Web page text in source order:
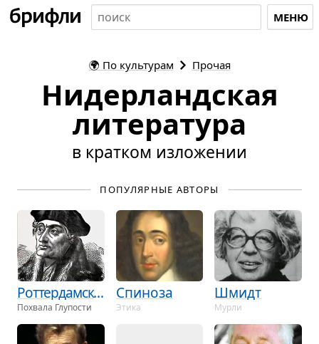
МЕНЮ
🌍 По культурам Прочая
Нидерландская
литература
в кратком изложении
ПОПУЛЯРНЫЕ АВТОРЫ
Роттердамский
По­хва­ла Глу­по­сти
Спиноза
Этика
Шмидт
Мурли